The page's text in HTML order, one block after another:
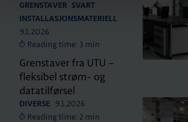
GRENSTAVER
SVART
INSTALLASJONSMATERIELL
9.1.2026
Reading time: 3 min
Grenstaver fra UTU –
fleksibel strøm- og
datatilførsel
DIVERSE
9.1.2026
Reading time: 2 min